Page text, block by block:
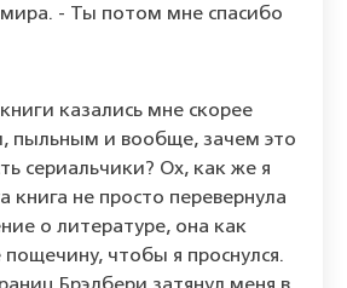
мира. - Ты потом мне спасибо
казались мне скорее
пыльным и вообще, зачем это
сериальчики? Ох, как же я
книга не просто перевернула
о литературе, она как
чтобы я проснулся.